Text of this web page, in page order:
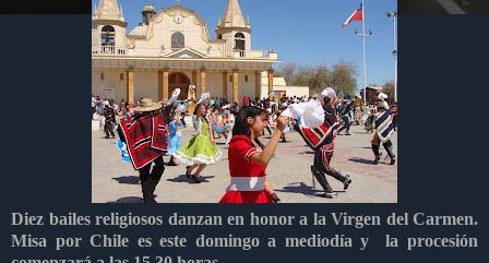
Diez bailes religiosos danzan en honor a la Virgen del Carmen.
Misa por Chile es este domingo a mediodía y la procesión